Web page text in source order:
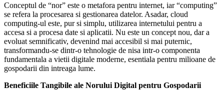
Conceptul de “nor” este o metafora pentru internet, iar “computing”
se refera la procesarea si gestionarea datelor. Asadar, cloud
computing-ul este, pur si simplu, utilizarea internetului pentru a
accesa si a procesa date si aplicatii. Nu este un concept nou, dar a
evoluat semnificativ, devenind mai accesibil si mai puternic,
transformandu-se dintr-o tehnologie de nisa intr-o componenta
fundamentala a vietii digitale moderne, esentiala pentru milioane de
gospodarii din intreaga lume.
Beneficiile Tangibile ale Norului Digital pentru Gospodarii